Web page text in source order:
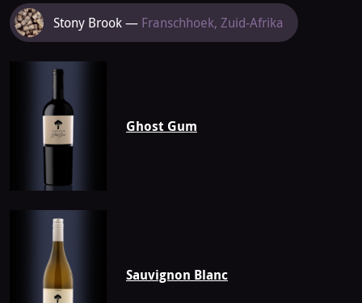
Meer
van
Stony
Brook
Stony Brook — Franschhoek, Zuid-Afrika
Ghost Gum
Sauvignon Blanc